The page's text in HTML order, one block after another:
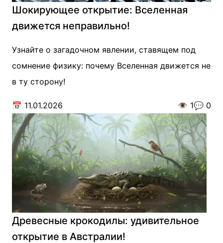
Шокирующее открытие: Вселенная
движется неправильно!
Узнайте о загадочном явлении, ставящем под
сомнение физику: почему Вселенная движется не
в ту сторону!
📅 11.01.2026 👁️ 1💬 0
Древесные крокодилы: удивительное
открытие в Австралии!